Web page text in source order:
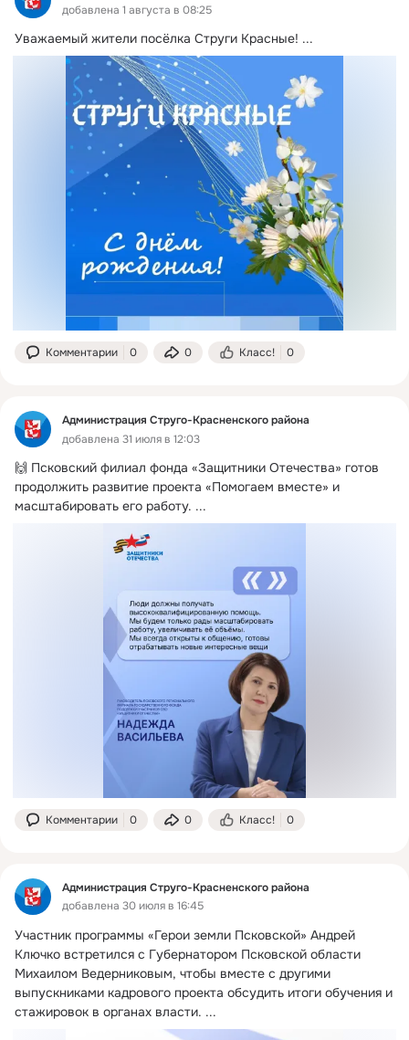
добавлена 1 августа в 08:25
Уважаемый жители посёлка Струги Красные! ...
Комментарии 0 0 Класс! 0
Администрация Струго-Красненского района
добавлена 31 июля в 12:03
🙌 Псковский филиал фонда «Защитники Отечества» готов
продолжить развитие проекта «Помогаем вместе» и
масштабировать его работу. ...
Комментарии 0 0 Класс! 0
Администрация Струго-Красненского района
добавлена 30 июля в 16:45
Участник программы «Герои земли Псковской» Андрей
Ключко встретился с Губернатором Псковской области
Михаилом Ведерниковым, чтобы вместе с другими
выпускниками кадрового проекта обсудить итоги обучения и
стажировок в органах власти. ...